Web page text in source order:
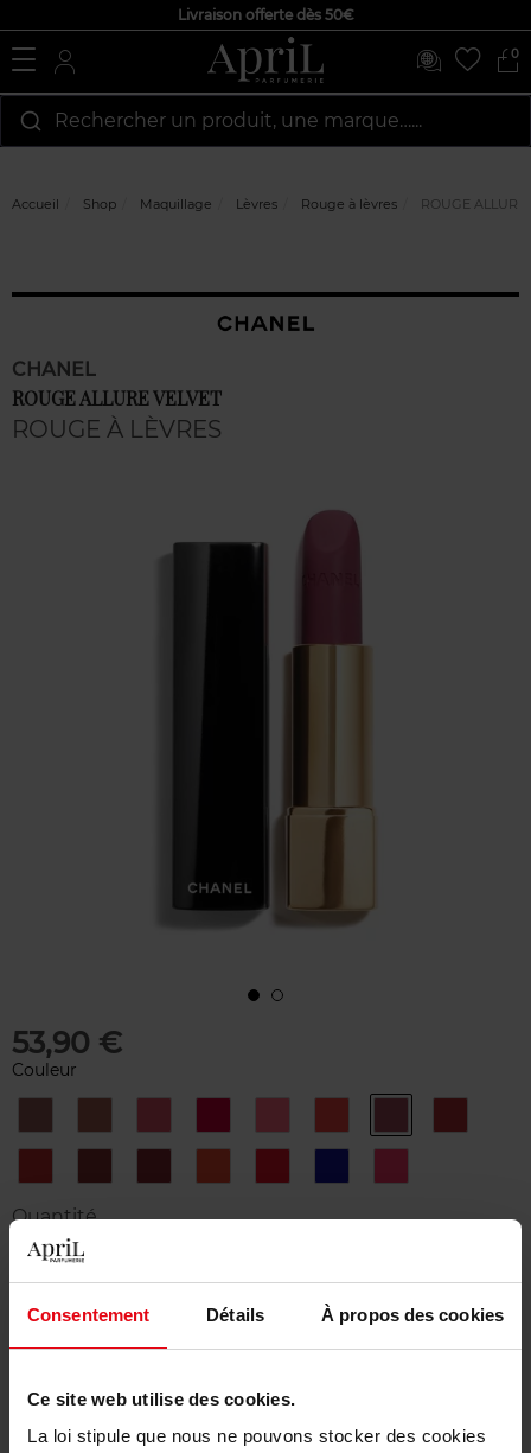
Consentement Détails À propos des cookies
Ce site web utilise des cookies.
La loi stipule que nous ne pouvons stocker des cookies
Livraison offerte dès 50€
0
Rechercher un produit, une marque…...
Accueil Shop Maquillage Lèvres Rouge à lèvres ROUGE ALLURE
CHANEL
ROUGE ALLURE VELVET
ROUGE À LÈVRES
53,90 €
Couleur
LA
RAFFINÉE
LA
FASCINANTE
L'ECLATANTE
LA
FAVORITE
L'AMOUREUSE
ROUGE
ROUGE
FEU
ROUGENIGHTFALLFIRST L' INFRAROSE
Quantité
1
Etre prévenu de la disponibilité